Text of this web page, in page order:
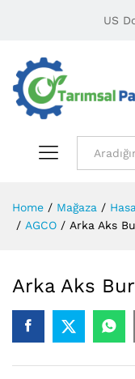
US
Home / Mağaza /
/ AGCO / Arka Aks
Arka Aks